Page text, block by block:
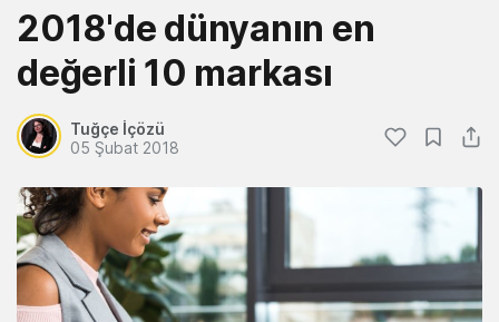
2018'de dünyanın en
değerli 10 markası
Tuğçe İçözü
05 Şubat 2018